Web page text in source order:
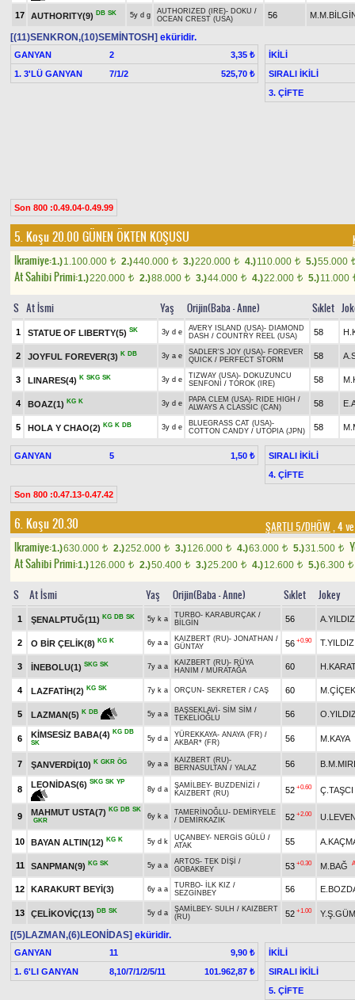
17 AUTHORITY(9) DB SK 5y d g AUTHORIZED (IRE)- DOKU /
OCEAN CREST (USA)
56
[(11)SENKRON,(10)SEMİNTOSH] eküridir.
GANYAN 2
3,35 ₺
1. 3'LÜ GANYAN
7/1/2 525,70 ₺
İKİLİ
SIRALI İKİLİ
3. ÇİFTE
Son 800 :0.49.04-0.49.99
5. Koşu 20.00 GÜNEN ÖKTEN KOŞUSU
Ikramiye:1.)1.100.000 t 2.)440.000 t 3.)220.000 t 4.)110.000 t 5.)55.000
At Sahibi Primi:1.)220.000 t 2.)88.000 t 3.)44.000 t 4.)22.000 t 5.)11.000
S At İsmi Yaş Orijin(Baba - Anne) Sıklet
1 STATUE OF LIBERTY(5) SK 3y d e AVERY ISLAND (USA)- DIAMOND
DASH / COUNTRY REEL (USA) 58
2 JOYFUL FOREVER(3) K DB 3y a e SADLER'S JOY (USA)- FOREVER
QUICK / PERFECT STORM 58
3 LINARES(4) K SKG SK 3y d e TIZWAY (USA)- DOKUZUNCU
SENFONİ
/ TOROK (IRE) 58
4 BOAZ(1) KG K 3y d e PAPA CLEM (USA)- RIDE HIGH /
ALWAYS A CLASSIC (CAN)
58
5 HOLA Y CHAO(2) KG K DB 3y d e BLUEGRASS CAT (USA)-
COTTON CANDY / UTOPIA (JPN) 58
GANYAN 5 1,50 ₺
SIRALI İKİLİ
4. ÇİFTE
Son 800 :0.47.13-0.47.42
6. Koşu 20.30 ŞARTLI 5/DHÖW, 4
Ikramiye:1.)630.000 t 2.)252.000 t 3.)126.000 t 4.)63.000 t 5.)31.500 t
At Sahibi Primi:1.)126.000 t 2.)50.400 t 3.)25.200 t 4.)12.600 t 5.)6.300 t
S At İsmi Yaş Orijin(Baba - Anne) Sıklet Jokey
1 ŞENALPTUĞ(11) KG DB SK 5y k a TURBO- KARABURÇAK /
BİLGİN
56 A.YILDIZ
2 O BİR ÇELİK(8) KG K 6y a a KAIZBERT (RU)- JONATHAN /
GÜNTAY
56 +0.90 T.YILDIZ
3 İNEBOLU(1) SKG SK 7y a a KAIZBERT (RU)- RÜYA
HANIM / MURATAĞA 60
4 LAZFATİH(2) KG SK 7y k a ORÇUN - SEKRETER / CAŞ 60 M.ÇİÇEK
5 LAZMAN(5) K DB 5y a a BAŞSEKLAVİ - SİM SİM /
TEKELİOĞLU
56
6 KİMSESİZ BABA(4) KG DB
SK
5y d a YÜREKKAYA- ANAYA (FR) /
AKBAR* (FR)
56 M.KAYA
7 ŞANVERDİ(10) K GKR ÖG 9y a a KAIZBERT (RU)-
BERNASULTAN / YALAZ 56
8
LEONİDAS(6) SKG SK YP
8y d a ŞAMİLBEY- BUZDENİZİ /
KAIZBERT (RU)
52 +0.60 Ç.TAŞCI
9 MAHMUT USTA(7) KG DB SK
GKR
6y k a TAMERİNOĞLU- DEMİRYELE
/ DEMİRKAZIK 52 +2.00
10 BAYAN ALTIN(12) KG K 5y d k UÇANBEY- NERGİS GÜLÜ /
ATAK
55
11 SANPMAN(9) KG SK 5y a a ARTOS- TEK DİŞİ /
GOBAKBEY
53 +0.30 M.BAĞ
12 KARAKURT BEYİ(3) 6y a a TURBO- İLK KIZ /
SEZGİNBEY
56
13 ÇELİKOVİÇ(13) DB SK 5y d a ŞAMİLBEY- SULH / KAIZBERT
(RU)
52 +1.00
[(5)LAZMAN,(6)LEONİDAS] eküridir.
GANYAN 11
9,90 ₺
1. 6'LI GANYAN
8,10/7/1/2/5/11 101.962,87 ₺
İKİLİ
SIRALI İKİLİ
5. ÇİFTE